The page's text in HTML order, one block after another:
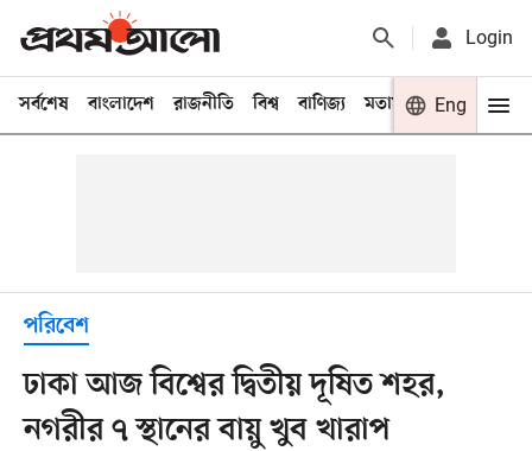
Login
সর্বশেষ বাংলাদেশ রাজনীতি বিশ্ব বাণিজ্য মতামত খেলা
Eng
পরিবেশ
ঢাকা আজ বিশ্বের দ্বিতীয় দূষিত শহর,
নগরীর ৭ স্থানের বায়ু খুব খারাপ